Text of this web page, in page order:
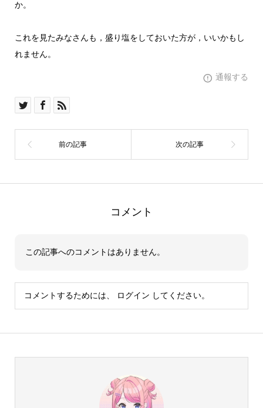
か。
これを見たみなさんも，盛り塩をしておいた方が，いいかもし
れません。
通報する
コメント
この記事へのコメントはありません。
コメントするためには、 ログイン してください。